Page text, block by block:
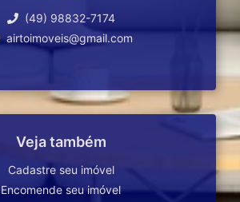
(49) 98832-7174
airtoimoveis@gmail.com
Veja também
Cadastre seu imóvel
Encomende seu imóvel